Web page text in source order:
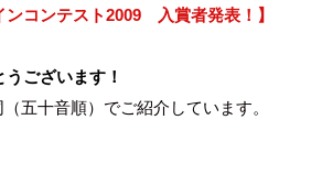
ンコンテスト2009 入賞者発表！】
ございます！
五十音順）でご紹介しています。